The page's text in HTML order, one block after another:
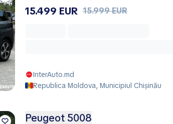
15.499 EUR 15.999 EUR
InterAuto.md
Republica Moldova, Municipiul Chișinău
Peugeot 5008